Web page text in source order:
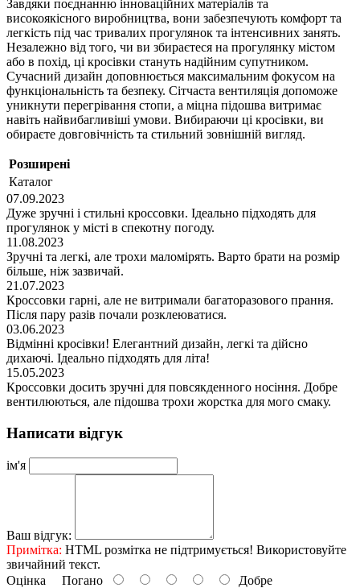
Завдяки поєднанню інноваційних матеріалів та
високоякісного виробництва, вони забезпечують комфорт та
легкість під час тривалих прогулянок та інтенсивних занять.
Незалежно від того, чи ви збираєтеся на прогулянку містом
або в похід, ці кросівки стануть надійним супутником.
Сучасний дизайн доповнюється максимальним фокусом на
функціональність та безпеку. Сітчаста вентиляція допоможе
уникнути перегрівання стопи, а міцна підошва витримає
навіть найвибагливіші умови. Вибираючи ці кросівки, ви
обираєте довговічність та стильний зовнішній вигляд.
Розширені
Каталог
07.09.2023
Дуже зручні і стильні кроссовки. Ідеально підходять для
прогулянок у місті в спекотну погоду.
11.08.2023
Зручні та легкі, але трохи маломірять. Варто брати на розмір
більше, ніж зазвичай.
21.07.2023
Кроссовки гарні, але не витримали багаторазового прання.
Після пару разів почали розклеюватися.
03.06.2023
Відмінні кросівки! Елегантний дизайн, легкі та дійсно
дихаючі. Ідеально підходять для літа!
15.05.2023
Кроссовки досить зручні для повсякденного носіння. Добре
вентилюються, але підошва трохи жорстка для мого смаку.
Написати відгук
ім'я
Ваш відгук:
Примітка: HTML розмітка не підтримується! Використовуйте
звичайний текст.
Оцінка Погано Добре